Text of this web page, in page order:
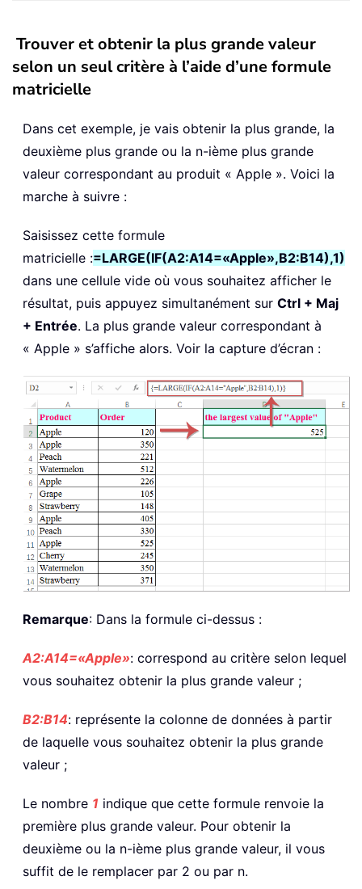
Trouver et obtenir la plus grande valeur
selon un seul critère à l’aide d’une formule
matricielle
Dans cet exemple, je vais obtenir la plus grande, la
deuxième plus grande ou la n-ième plus grande
valeur correspondant au produit « Apple ». Voici la
marche à suivre :
Saisissez cette formule
matricielle :=LARGE(IF(A2:A14=«Apple»,B2:B14),1)
dans une cellule vide où vous souhaitez afficher le
résultat, puis appuyez simultanément sur Ctrl + Maj
+ Entrée. La plus grande valeur correspondant à
« Apple » s’affiche alors. Voir la capture d’écran :
Remarque: Dans la formule ci-dessus :
A2:A14=«Apple»: correspond au critère selon lequel
vous souhaitez obtenir la plus grande valeur ;
B2:B14: représente la colonne de données à partir
de laquelle vous souhaitez obtenir la plus grande
valeur ;
Le nombre 1 indique que cette formule renvoie la
première plus grande valeur. Pour obtenir la
deuxième ou la n-ième plus grande valeur, il vous
suffit de le remplacer par 2 ou par n.